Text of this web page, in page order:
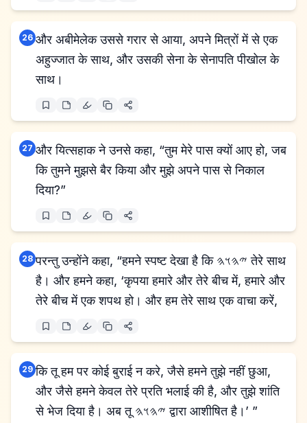
26 और अबीमेलेक उससे गरार से आया, अपने मित्रों में से एक
अहुज्जात के साथ, और उसकी सेना के सेनापति पीखोल के
साथ।
27 और यित्सहाक ने उनसे कहा, “तुम मेरे पास क्यों आए हो, जब
कि तुमने मुझसे बैर किया और मुझे अपने पास से निकाल
दिया?”
28 परन्तु उन्होंने कहा, “हमने स्पष्ट देखा है कि 𐤉𐤄𐤅𐤄 तेरे साथ
है। और हमने कहा, ‘कृपया हमारे और तेरे बीच में, हमारे और
तेरे बीच में एक शपथ हो। और हम तेरे साथ एक वाचा करें,
29 कि तू हम पर कोई बुराई न करे, जैसे हमने तुझे नहीं छुआ,
और जैसे हमने केवल तेरे प्रति भलाई की है, और तुझे शांति
से भेज दिया है। अब तू 𐤉𐤄𐤅𐤄 द्वारा आशीषित है।’ ”